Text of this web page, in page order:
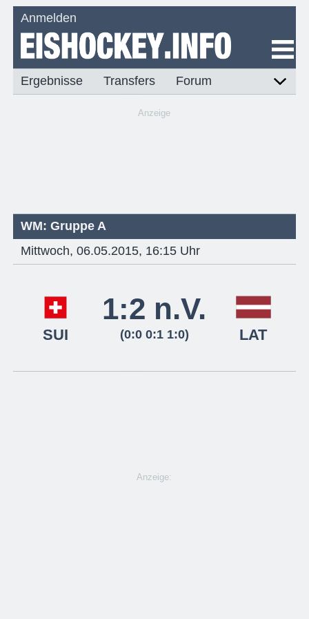
Anmelden
Ergebnisse Transfers Forum
Anzeige
WM: Gruppe A
Mittwoch, 06.05.2015, 16:15 Uhr
SUI
1:2 n.V.
(0:0 0:1 1:0) LAT
Anzeige: